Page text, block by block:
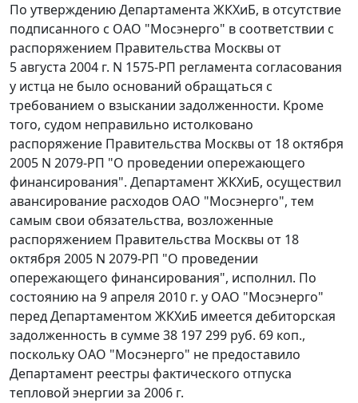
По утверждению Департамента ЖКХиБ, в отсутствие
подписанного с ОАО "Мосэнерго" в соответствии с
распоряжением Правительства Москвы от
5 августа 2004 г. N 1575-РП регламента согласования
у истца не было оснований обращаться с
требованием о взыскании задолженности. Кроме
того, судом неправильно истолковано
распоряжение Правительства Москвы от 18 октября
2005 N 2079-РП "О проведении опережающего
финансирования". Департамент ЖКХиБ, осуществил
авансирование расходов ОАО "Мосэнерго", тем
самым свои обязательства, возложенные
распоряжением Правительства Москвы от 18
октября 2005 N 2079-РП "О проведении
опережающего финансирования", исполнил. По
состоянию на 9 апреля 2010 г. у ОАО "Мосэнерго"
перед Департаментом ЖКХиБ имеется дебиторская
задолженность в сумме 38 197 299 руб. 69 коп.,
поскольку ОАО "Мосэнерго" не предоставило
Департамент реестры фактического отпуска
тепловой энергии за 2006 г.